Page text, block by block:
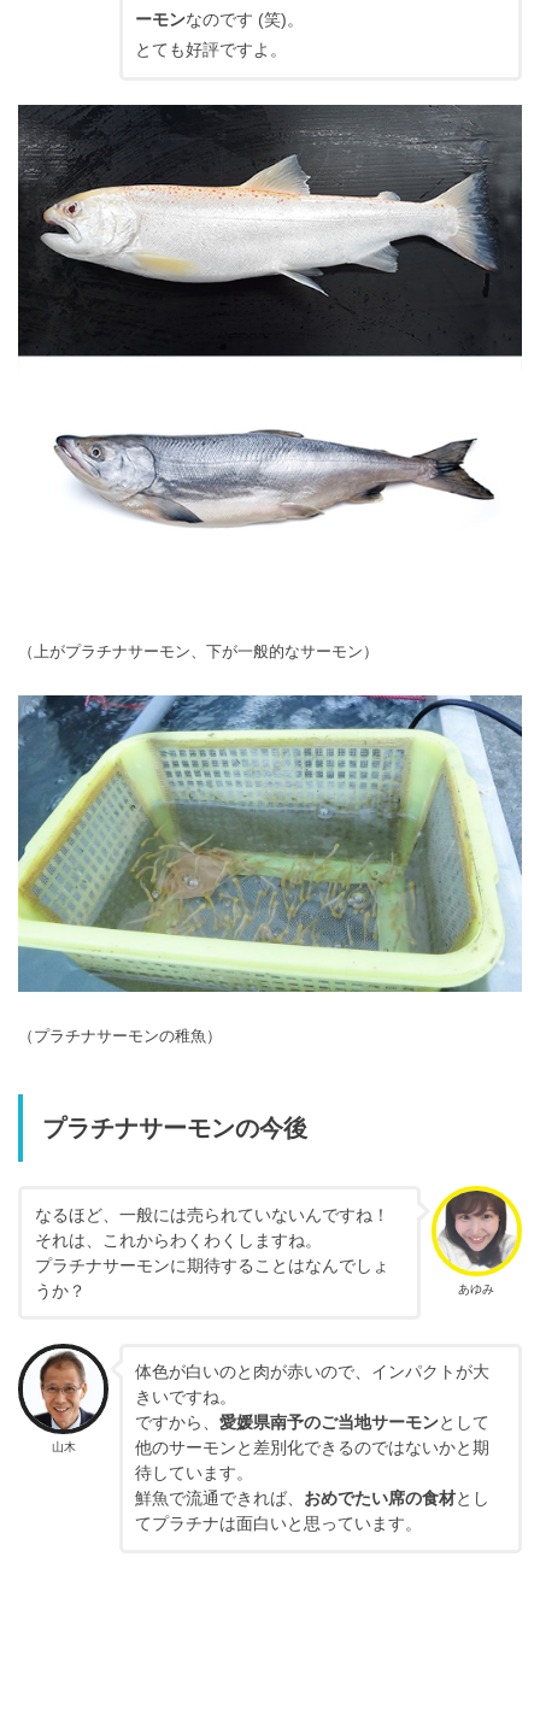
ーモンなのです (笑)。
とても好評ですよ。
（上がプラチナサーモン、下が一般的なサーモン）
（プラチナサーモンの稚魚）
プラチナサーモンの今後
あゆみ
なるほど、一般には売られていないんですね！
それは、これからわくわくしますね。
プラチナサーモンに期待することはなんでしょ
うか？
山木
体色が白いのと肉が赤いので、インパクトが大
きいですね。
ですから、愛媛県南予のご当地サーモンとして
他のサーモンと差別化できるのではないかと期
待しています。
鮮魚で流通できれば、 おめでたい席の食材とし
てプラチナは面白いと思っています。